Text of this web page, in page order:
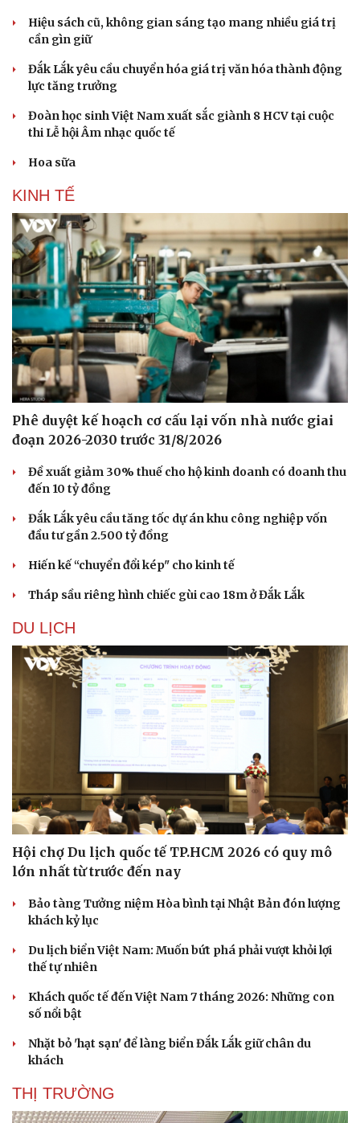
Văn hóa
Sân khấu - Điện ảnh
Văn học
Âm nhạc
Nghệ sĩ
Thời trang
Sao Việt
Hiệu sách cũ, không gian sáng tạo mang nhiều giá trị
cần gìn giữ
Đắk Lắk yêu cầu chuyển hóa giá trị văn hóa thành động
lực tăng trưởng
Đoàn học sinh Việt Nam xuất sắc giành 8 HCV tại cuộc
thi Lễ hội Âm nhạc quốc tế
Hoa sữa
KINH TẾ
Phê duyệt kế hoạch cơ cấu lại vốn nhà nước giai
đoạn 2026-2030 trước 31/8/2026
Đề xuất giảm 30% thuế cho hộ kinh doanh có doanh thu
đến 10 tỷ đồng
Đắk Lắk yêu cầu tăng tốc dự án khu công nghiệp vốn
đầu tư gần 2.500 tỷ đồng
Hiến kế “chuyển đổi kép" cho kinh tế
Tháp sầu riêng hình chiếc gùi cao 18m ở Đắk Lắk
DU LỊCH
Hội chợ Du lịch quốc tế TP.HCM 2026 có quy mô
lớn nhất từ trước đến nay
Bảo tàng Tưởng niệm Hòa bình tại Nhật Bản đón lượng
khách kỷ lục
Du lịch biển Việt Nam: Muốn bứt phá phải vượt khỏi lợi
thế tự nhiên
Khách quốc tế đến Việt Nam 7 tháng 2026: Những con
số nổi bật
Nhặt bỏ 'hạt sạn' để làng biển Đắk Lắk giữ chân du
khách
THỊ TRƯỜNG